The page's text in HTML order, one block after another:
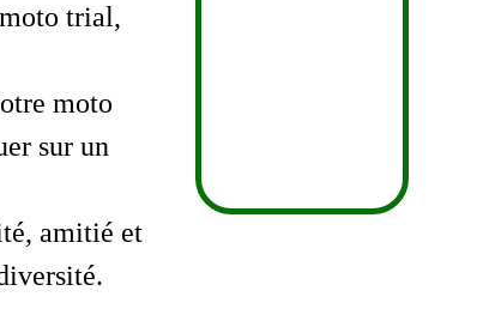
trial,
moto
sur un
amitié et